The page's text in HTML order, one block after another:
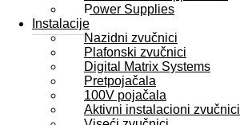
Power Supplies
Instalacije
Nazidni zvučnici
Plafonski zvučnici
Digital Matrix Systems
Pretpojačala
100V pojačala
Aktivni instalacioni zvučnici